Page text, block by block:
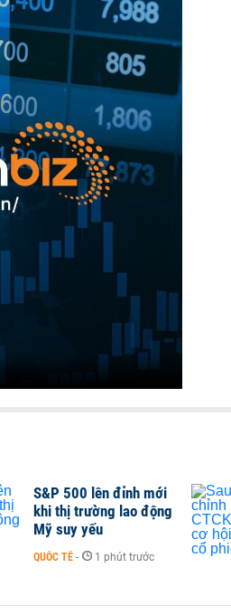
S&P 500 lên đỉnh mới
khi thị trường lao động
Mỹ suy yếu
QUỐC TẾ - 1 phút trước